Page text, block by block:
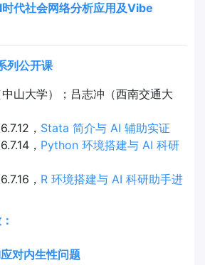
代社会网络分析应用及Vibe
列公开课
山大学）；吕志冲（西南交通大
， Stata 简介与 AI 辅助实证
， Python 环境搭建与 AI 科研
， R 环境搭建与 AI 科研助手进
对内生性问题